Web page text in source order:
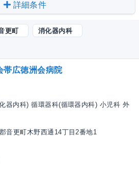
詳細条件
更町 消化器内科
帯広徳洲会病院
器内科) 循環器科(循環器内科) 小児科 外
音更町木野西通14丁目2番地1